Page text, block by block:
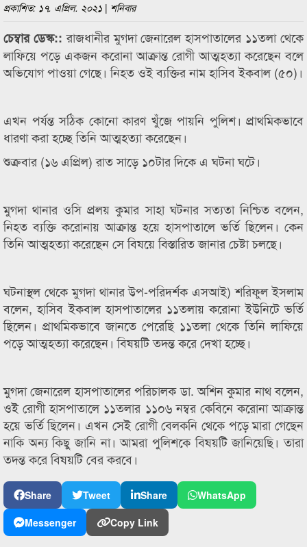
প্রকাশিত: ১৭. এপ্রিল. ২০২১ | শনিবার
চেম্বার ডেস্ক::রাজধানীর মুগদা জেনারেল হাসপাতালের ১১তলা থেকে
লাফিয়ে পড়ে একজন করোনা আক্রান্ত রোগী আত্মহত্যা করেছেন বলে
অভিযোগ পাওয়া গেছে। নিহত ওই ব্যক্তির নাম হাসিব ইকবাল (৫০)।
এখন পর্যন্ত সঠিক কোনো কারণ খুঁজে পায়নি পুলিশ। প্রাথমিকভাবে
ধারণা করা হচ্ছে তিনি আত্মহত্যা করেছেন।
শুক্রবার (১৬ এপ্রিল) রাত সাড়ে ১০টার দিকে এ ঘটনা ঘটে।
মুগদা থানার ওসি প্রলয় কুমার সাহা ঘটনার সত্যতা নিশ্চিত বলেন,
নিহত ব্যক্তি করোনায় আক্রান্ত হয়ে হাসপাতালে ভর্তি ছিলেন। কেন
তিনি আত্মহত্যা করেছেন সে বিষয়ে বিস্তারিত জানার চেষ্টা চলছে।
ঘটনাস্থল থেকে মুগদা থানার উপ-পরিদর্শক এসআই) শরিফুল ইসলাম
বলেন, হাসিব ইকবাল হাসপাতালের ১১তলায় করোনা ইউনিটে ভর্তি
ছিলেন। প্রাথমিকভাবে জানতে পেরেছি ১১তলা থেকে তিনি লাফিয়ে
পড়ে আত্মহত্যা করেছেন। বিষয়টি তদন্ত করে দেখা হচ্ছে।
মুগদা জেনারেল হাসপাতালের পরিচালক ডা. অশিন কুমার নাথ বলেন,
ওই রোগী হাসপাতালে ১১তলার ১১০৬ নম্বর কেবিনে করোনা আক্রান্ত
হয়ে ভর্তি ছিলেন। এখন সেই রোগী বেলকনি থেকে পড়ে মারা গেছেন
নাকি অন্য কিছু জানি না। আমরা পুলিশকে বিষয়টি জানিয়েছি। তারা
তদন্ত করে বিষয়টি বের করবে।
Share Tweet Share
WhatsApp
Messenger
Copy Link